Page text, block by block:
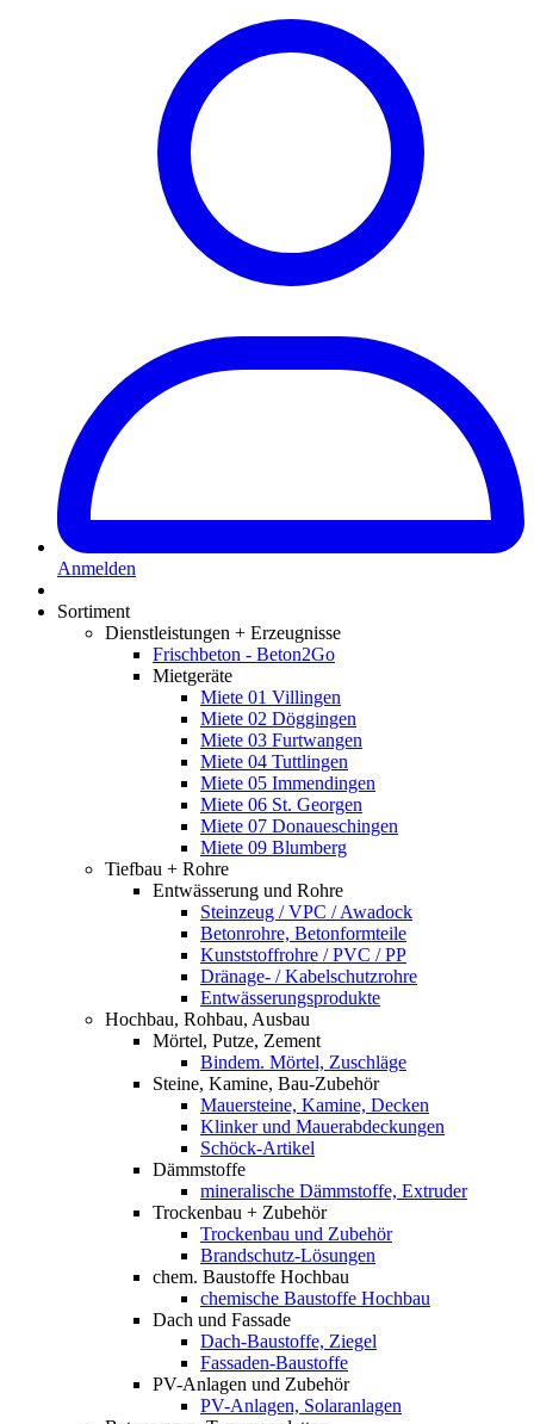
Anmelden
Sortiment
Dienstleistungen + Erzeugnisse
Frischbeton - Beton2Go
Mietgeräte
Miete 01 Villingen
Miete 02 Döggingen
Miete 03 Furtwangen
Miete 04 Tuttlingen
Miete 05 Immendingen
Miete 06 St. Georgen
Miete 07 Donaueschingen
Miete 09 Blumberg
Tiefbau + Rohre
Entwässerung und Rohre
Steinzeug / VPC / Awadock
Betonrohre, Betonformteile
Kunststoffrohre / PVC / PP
Dränage- / Kabelschutzrohre
Entwässerungsprodukte
Hochbau, Rohbau, Ausbau
Mörtel, Putze, Zement
Bindem. Mörtel, Zuschläge
Steine, Kamine, Bau-Zubehör
Mauersteine, Kamine, Decken
Klinker und Mauerabdeckungen
Schöck-Artikel
Dämmstoffe
mineralische Dämmstoffe, Extruder
Trockenbau + Zubehör
Trockenbau und Zubehör
Brandschutz-Lösungen
chem. Baustoffe Hochbau
chemische Baustoffe Hochbau
Dach und Fassade
Dach-Baustoffe, Ziegel
Fassaden-Baustoffe
PV-Anlagen und Zubehör
PV-Anlagen, Solaranlagen